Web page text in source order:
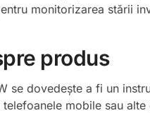
monitorizarea stării
produs
se dovedește a fi un
mobile sau